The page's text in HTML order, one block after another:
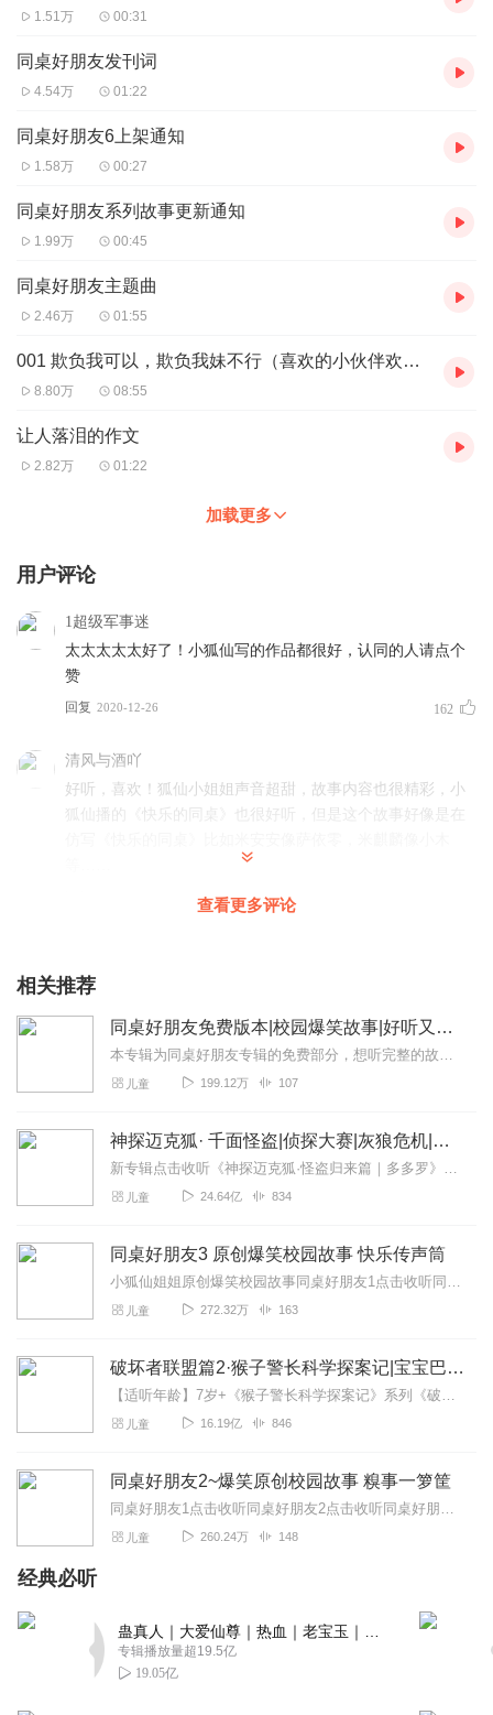
1.51万 00:31
同桌好朋友发刊词
4.54万 01:22
同桌好朋友6上架通知
1.58万 00:27
同桌好朋友系列故事更新通知
1.99万 00:45
同桌好朋友主题曲
2.46万 01:55
001 欺负我可以，欺负我妹不行（喜欢的小伙伴欢迎订阅 ）
8.80万 08:55
让人落泪的作文
2.82万 01:22
加载更多
用户评论
1超级军事迷
太太太太太好了！小狐仙写的作品都很好，认同的人请点个
赞
回复 2020-12-26 162
清风与酒吖
好听，喜欢！狐仙小姐姐声音超甜，故事内容也很精彩，小
狐仙播的《快乐的同桌》也很好听，但是这个故事好像是在
这个故事让我生动形象的感受到了小学三年级同学的天真可
的人物，还有三年级学生的好奇、心里的想法，都能通过主
播的声音让我感受到，所以给满分🥳🥳
2021-07-03
该用户已去缅北
很棒！想起了快乐的同桌，好怀念！
2021-02-13
柠檬天然c
主播大大，听完快乐同桌1，就坐等出新的快乐同桌2。没更
完故事，孩子没听够太不过瘾了，这个故事还更新吗？
白啊阿柒_L
播的很棒，没有瑕疵，声音角色处理优秀，使童鞋们声临其
小学生的生活步伐，可以说是非常完美的作品了。
2021-08-05
太好了我喜欢 休息一下~休息一下~ ￣￣￣￣￣＼／￣￣￣￣
∧＿∧ ;;（´・ω・） ＿旦_(っ
(,,■)＿＿ |l￣l||￣しﾞしﾞ￣|i
2021-01-25
查看更多评论
相关推荐
同桌好朋友免费版本|校园爆笑故事|好听又有趣
本专辑为同桌好朋友专辑的免费部分，想听完整的故事请点击这里收听哦点击我！！点击我！！收听完整版本！
儿童 199.12万 107
神探迈克狐· 千面怪盗|侦探大赛|灰狼危机|多多罗
新专辑点击收听《神探迈克狐·怪盗归来篇｜多多罗》！！！>>>点击进入主播橱窗购买《神探迈克狐》系列图书吧!<<<多多罗故事【点击前往】收听多多罗其他好玩有趣的故...
儿童 24.64亿 834
同桌好朋友3 原创爆笑校园故事 快乐传声筒
小狐仙姐姐原创爆笑校园故事同桌好朋友1点击收听同桌好朋友2点击收听同桌好朋友3点击收听同桌好朋友4点击收听小狐仙姐姐原创魔法校园故事魔法学院1之隐藏的公...
儿童 272.32万 163
破坏者联盟篇2·猴子警长科学探案记|宝宝巴士故事
【适听年龄】7岁+《猴子警长科学探案记》系列《破坏者联盟篇1·猴子警长科学探案记》>>>《破坏者联盟篇2·猴子警长科学探案记》>>>《破坏者联盟篇3·猴子警长科...
儿童 16.19亿 846
同桌好朋友2~爆笑原创校园故事 糗事一箩筐
同桌好朋友1点击收听同桌好朋友2点击收听同桌好朋友3点击收听同桌好朋友4点击收听同桌好朋友5点击收听同桌好朋友6点击收听魔法学院1之隐藏的公主|魔幻校...
儿童 260.24万 148
经典必听
专辑播放量超19.5亿
19.05亿